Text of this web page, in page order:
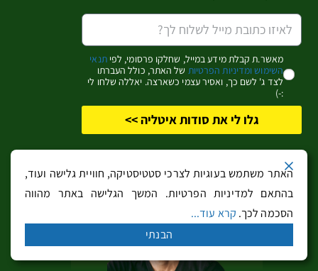
בארי Bari – טיול ובילוי בבירת פוליה הסואנת
פרוצ'ידה ואיסקיה – הפלגה מנאפולי לאיים
הפלגריים
האתר משתמש בעוגיות לצרכי סטטיסטיקה, חוויית גלישה ועוד,
בהתאם למדיניות הפרטיות. המשך הגלישה באתר מהווה
הסכמה לכך. קרא עוד...
הבנתי
מאשר.ת קבלת מידע במייל, שחלקו פרסומי, לפיתנאי
השימוש ומדיניות הפרטיות של האתר, כולל העברתו
לצד ג' לשם כך, ואסיר עצמי כשארצה. יאללה שלחו לי
:-)
גלו לי את סודות איטליה >>